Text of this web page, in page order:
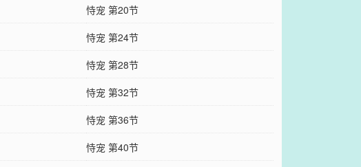
恃宠 第20节
恃宠 第24节
恃宠 第28节
恃宠 第32节
恃宠 第36节
恃宠 第40节